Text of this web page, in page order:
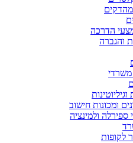
הדרכה
והגברה
משרדי
ומכונות חישוב
ספירלה ולמינציה
לקופות